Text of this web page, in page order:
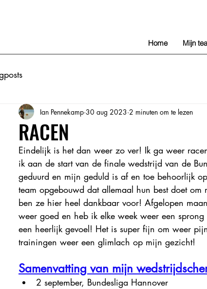
Home Mijn
RACEN
Ian Pennekamp 30 aug 2023 2 minuten om te lezen
Eindelijk is het dan weer zo ver! Ik ga weer
ik aan de start van de finale wedstrijd van de
geduurd en mijn geduld is af en toe behoorlijk
team opgebouwd dat allemaal hun best doet
ben ze hier heel dankbaar voor! Afgelopen
weer goed en heb ik elke week weer een
een heerlijk gevoel! Het is super fijn om weer
trainingen weer een glimlach op mijn gezicht!
Samenvatting van mijn
2 september, Bundesliga Hannover